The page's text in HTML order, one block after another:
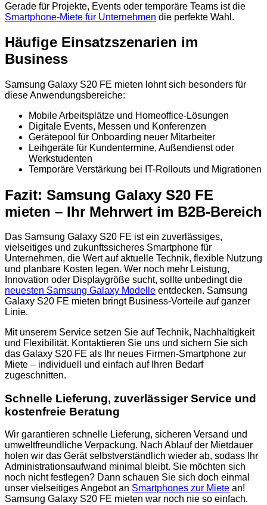
Gerade für Projekte, Events oder temporäre Teams ist die
Smartphone-Miete für Unternehmen die perfekte Wahl.
Häufige Einsatzszenarien im
Business
Samsung Galaxy S20 FE mieten lohnt sich besonders für
diese Anwendungsbereiche:
Mobile Arbeitsplätze und Homeoffice-Lösungen
Digitale Events, Messen und Konferenzen
Gerätepool für Onboarding neuer Mitarbeiter
Leihgeräte für Kundentermine, Außendienst oder
Werkstudenten
Temporäre Verstärkung bei IT-Rollouts und Migrationen
Fazit: Samsung Galaxy S20 FE
mieten – Ihr Mehrwert im B2B-Bereich
Das Samsung Galaxy S20 FE ist ein zuverlässiges,
vielseitiges und zukunftssicheres Smartphone für
Unternehmen, die Wert auf aktuelle Technik, flexible Nutzung
und planbare Kosten legen. Wer noch mehr Leistung,
Innovation oder Displaygröße sucht, sollte unbedingt die
neuesten Samsung Galaxy Modelle entdecken. Samsung
Galaxy S20 FE mieten bringt Business-Vorteile auf ganzer
Linie.
Mit unserem Service setzen Sie auf Technik, Nachhaltigkeit
und Flexibilität. Kontaktieren Sie uns und sichern Sie sich
das Galaxy S20 FE als Ihr neues Firmen-Smartphone zur
Miete – individuell und einfach auf Ihren Bedarf
zugeschnitten.
Schnelle Lieferung, zuverlässiger Service und
kostenfreie Beratung
Wir garantieren schnelle Lieferung, sicheren Versand und
umweltfreundliche Verpackung. Nach Ablauf der Mietdauer
holen wir das Gerät selbstverständlich wieder ab, sodass Ihr
Administrationsaufwand minimal bleibt. Sie möchten sich
noch nicht festlegen? Dann schauen Sie sich doch einmal
unser vielseitiges Angebot an Smartphones zur Miete an!
Samsung Galaxy S20 FE mieten war noch nie so einfach.